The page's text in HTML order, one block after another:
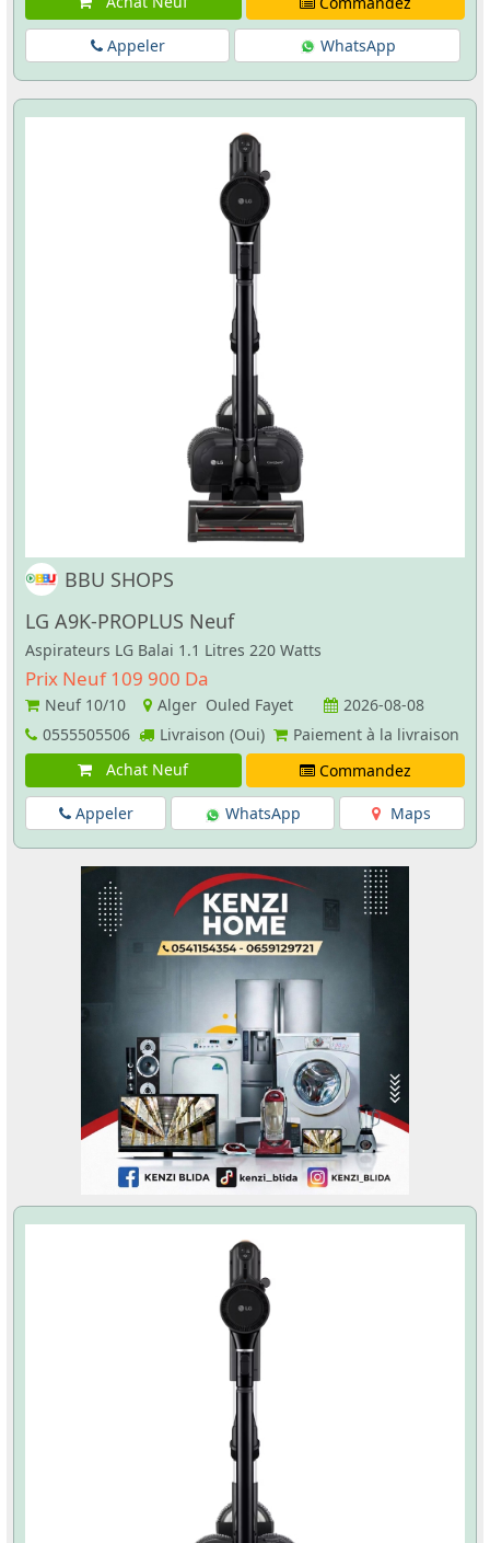
Appeler WhatsApp
BBU SHOPS
LG A9K-PROPLUS Neuf
Aspirateurs LG Balai 1.1 Litres 220 Watts
Prix Neuf 109 900 Da
Neuf 10/10 Alger Ouled Fayet
2026-08-08
0555505506
Livraison (Oui)
Paiement à la livraison
Achat Neuf
Commandez
Appeler WhatsApp Maps